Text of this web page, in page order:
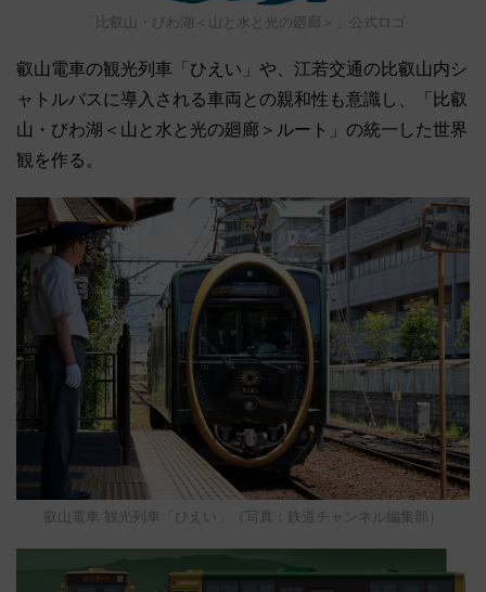
「比叡山・びわ湖＜山と水と光の廻廊＞」公式ロゴ
叡山電車の観光列車「ひえい」や、江若交通の比叡山内シ
ャトルバスに導入される車両との親和性も意識し、「比叡
山・びわ湖＜山と水と光の廻廊＞ルート」の統一した世界
観を作る。
叡山電車 観光列車「ひえい」（写真：鉄道チャンネル編集部）